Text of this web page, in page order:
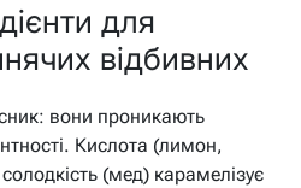
для
відбивних
вони проникають
Кислота (лимон,
(мед) карамелізує